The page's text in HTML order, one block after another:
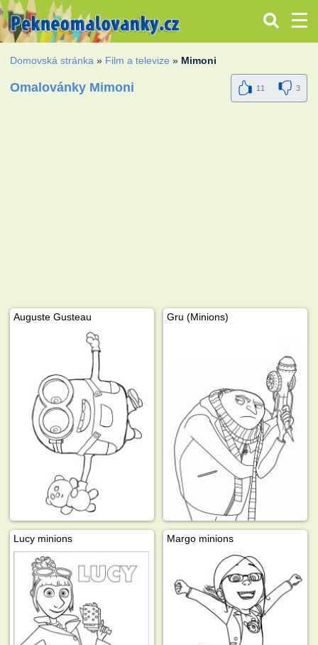
Domovská stránka » Film a televize » Mimoni
Omalovánky Mimoni 11 3
Auguste Gusteau Gru (Minions)
Lucy minions Margo minions